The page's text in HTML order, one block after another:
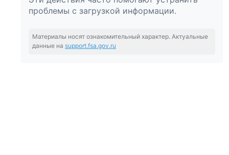
проблемы с загрузкой информации.
Материалы носят ознакомительный характер. Актуальные
данные на support.fsa.gov.ru